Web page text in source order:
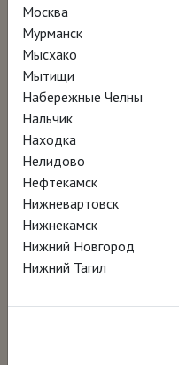
Москва
Мурманск
Мысхако
Мытищи
Набережные Челны
Нальчик
Находка
Нелидово
Нефтекамск
Нижневартовск
Нижнекамск
Нижний Новгород
Нижний Тагил